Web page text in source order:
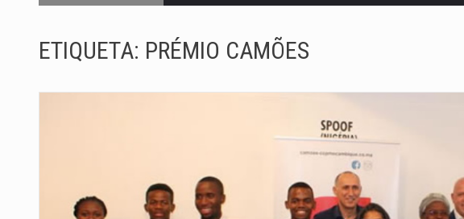
De acordo com as autoridades de saúde da Faixa
A cidade de Bunia, capital da província de Ituri,
O pagamento marca o desfecho de um dos
O programa, cuja implementação está prevista
ETIQUETA: PRÉMIO CAMÕES